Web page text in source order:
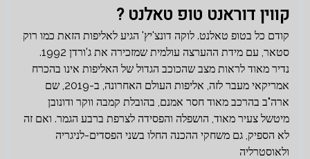
קווין דוראנט טופ טאלנט ?
קודם כל בטופ טאלנט. לוקה דונצ'יץ' הגיע לאליפות הזאת כמו רוק
סטאר, עם מידת ההערצה עולמית שמזכירה את ג'ורדן 1992.
נדיר מאוד לראות מצב שהכוכב הגדול של האליפות אינו בהכרח
אמריקאי מעבר לזה, אליפות העולם האחרונה, ב-2019, שם
ארה"ב בהרכב מאוד חסר אמנם, בהובלת קמבה ווקר ודונובן
מיטשל צעיר מאוד, הושפלה והפסידה לצרפת ברבע הגמר. ואם זה
לא הספיק, גם משחקי ההכנה החלו בשני הפסדים-לניגריה
ולאוסטרליה